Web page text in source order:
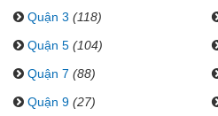
Quận 3 (118)
Quận 5 (104)
Quận 7 (88)
Quận 9 (27)